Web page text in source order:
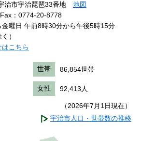
治市宇治琵琶33番地 地図
Fax：0774-20-8778
曜日 午前8時30分から午後5時15分
）
はこちら
世帯 86,854世帯
女性 92,413人
（2026年7月1日現在）
宇治市人口・世帯数の推移